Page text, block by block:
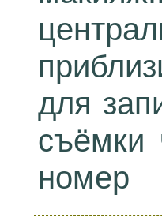
для
съёмки
номер